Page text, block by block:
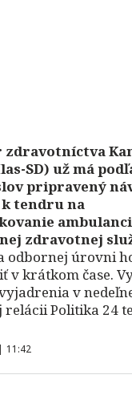
SD) už má
pripravený
tendru na
zdravotnej
odbornej úrovni
v krátkom čase.
v
relácii Politika 24
| 11:42